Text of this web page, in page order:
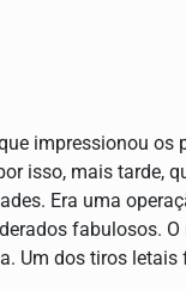
impressionou os
isso, mais tarde,
Era uma
fabulosos. O
Um dos tiros letais